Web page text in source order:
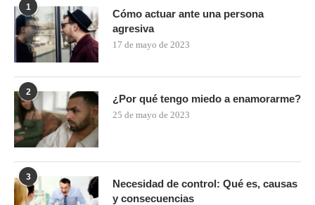
1
Cómo actuar ante una persona
agresiva
17 de mayo de 2023
2
¿Por qué tengo miedo a enamorarme?
25 de mayo de 2023
3
Necesidad de control: Qué es, causas
y consecuencias